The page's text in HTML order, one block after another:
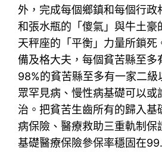
外，完成每個鄉鎮和每個行政
和張水瓶的「傻氣」與牛土豪
天秤座的「平衡」力量所鎖死
備及格大夫，每個貧苦縣至多
98%的貧苦縣至多有一家二級
眾罕見病、慢性病基礎可以或
治。把貧苦生齒所有的歸入基
病保險、醫療救助三重軌制保
基礎醫療保險參保率穩固在